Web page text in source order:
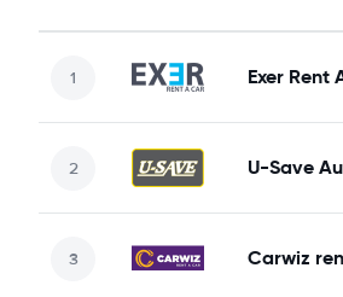
Exer Rent
U-Save
Carwiz